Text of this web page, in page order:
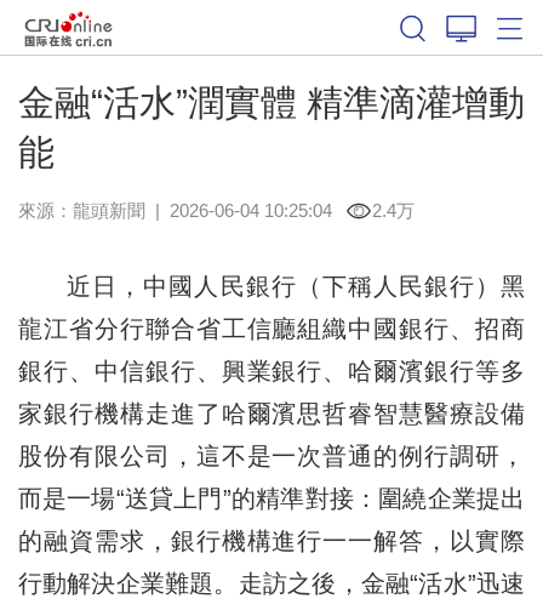
金融“活水”潤實體 精準滴灌增動
能
來源： 龍頭新聞 | 2026-06-04 10:25:04 2.4万
近日，中國人民銀行（下稱人民銀行）黑
龍江省分行聯合省工信廳組織中國銀行、招商
銀行、中信銀行、興業銀行、哈爾濱銀行等多
家銀行機構走進了哈爾濱思哲睿智慧醫療設備
股份有限公司，這不是一次普通的例行調研，
而是一場“送貸上門”的精準對接：圍繞企業提出
的融資需求，銀行機構進行一一解答，以實際
行動解決企業難題。走訪之後，金融“活水”迅速